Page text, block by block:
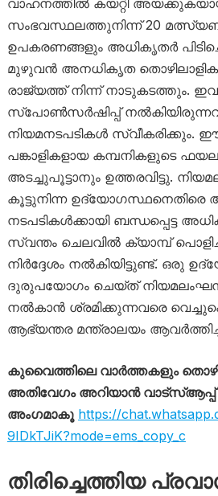
വാഹനത്തിൽ കയറ്റി
സംഭവസ്ഥലത്തുനിന്ന് 20
ഉപകരണങ്ങളും അധികൃതർ
മുഴുവൻ അനധികൃത
രാജ്യത്ത് നിന്ന് നാടുകടത്തും.
സ്പോൺസർഷിപ്പ്
നിയമനടപടികൾ സ്വീകരിക്കും.
പങ്കാളികളായ കമ്പനികളുടെ
അടച്ചുപൂട്ടാനും ഉത്തരവിട്ടു.
കൂട്ടുനിന്ന ഉദ്യോഗസ്ഥനെതിരെ
നടപടികൾക്കായി ബന്ധപ്പെട്ട
സ്വന്തം ചെലവിൽ ക്യാമ്പ്
നിർദ്ദേശം നൽകിയിട്ടുണ്ട്. ഒരു
ദുരുപയോഗം ചെയ്ത്
നൽകാൻ ശ്രമിക്കുന്നവരെ
ആഭ്യന്തര മന്ത്രാലയം
കുവൈത്തിലെ വാർത്തകളും
അതിവേഗം അറിയാൻ വാട്സ്ആപ്പ്
അംഗമാകൂ https://
9IDkTJiK?mode=ems_copy_c
തിരിച്ചെത്തിയ